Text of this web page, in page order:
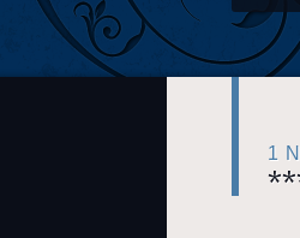
1